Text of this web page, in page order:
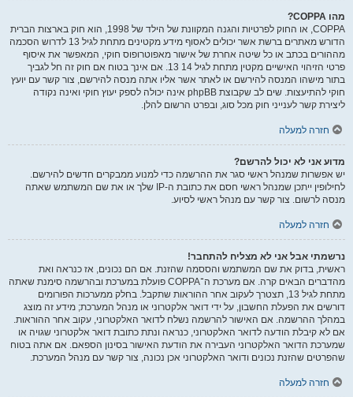
מהו COPPA?
COPPA, או החוק לפרטיות והגנה המקוונת של הילד של 1998, הוא חוק בארצות הברית
הדורש מאתרים ברשת אשר יכולים לאסוף מידע מקטינים מתחת לגיל 13 לדרוש הסכמה
מההורים בכתב או כל שיטה אחרת של אישור מאפוטרופוס חוקי, המאפשר את איסוף
פרטי הזיהוי האישיים מקטין מתחת לגיל 14 13. אם אינך בטוח אם חוק זה חל לגביך
בתור מישהו המנסה להירשם או לאתר אשר אליו אתה מנסה להירשם, צור קשר עם יועץ
חוקי להתיעצות. שים לב שקבוצת phpBB אינה יכולה לספק יעוץ חוקי ואינה נקודה
ליצירת קשר לענייני חוק מכל סוג, ובפרט הרשום להלן.
חזרה למעלה
מדוע אני לא יכול להרשם?
יש אפשרות שמנהל ראשי סגר את ההרשמה כדי למנוע ממבקרים חדשים להירשם.
לחילופין ייתכן שמנהל ראשי חסם את כתובת ה-IP שלך או את שם המשתמש שאתה
מנסה לרשום. צור קשר עם מנהל ראשי לסיוע.
חזרה למעלה
נרשמתי אבל אני לא מצליח להתחבר!
ראשית, בדוק את שם המשתמש והססמה שהזנת. אם הם נכונים, אז כנראה ואת
מהדברים הבאים קרה. אם מערכת ה־COPPA פועלת במערכת ובהרשמה סימנת שאתה
מתחת לגיל 13, תצטרך לעקוב אחר ההוראות שתקבל. בחלק ממערכות הפורומים
דורשים את הפעלת החשבון, על ידי דואר אלקטרוני או מנהל המערכת; מידע זה מוצג
במהלך ההרשמה. אם האישור להרשמה נשלח לדואר האלקטרוני, עקוב אחר ההוראות.
אם לא קיבלת הודעה לדואר האלקטרוני, כנראה ונתת כתובת דואר אלקטרוני שגויה או
שמערכת הדואר האלקטרוני העבירה את הודעת האישור בסינון הספאם. אם אתה בטוח
שהפרטים שהזנת נכונים ודואר האלקטרוני אכן נכונה, צור קשר עם מנהל המערכת.
חזרה למעלה